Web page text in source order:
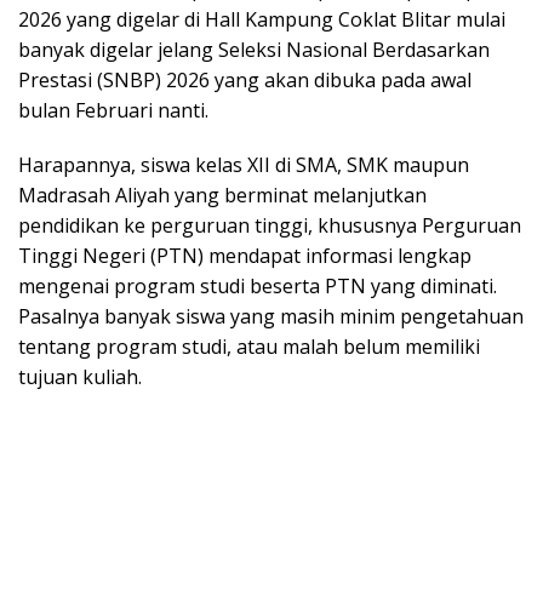
2026 yang digelar di Hall Kampung Coklat Blitar mulai
banyak digelar jelang Seleksi Nasional Berdasarkan
Prestasi (SNBP) 2026 yang akan dibuka pada awal
bulan Februari nanti.
Harapannya, siswa kelas XII di SMA, SMK maupun
Madrasah Aliyah yang berminat melanjutkan
pendidikan ke perguruan tinggi, khususnya Perguruan
Tinggi Negeri (PTN) mendapat informasi lengkap
mengenai program studi beserta PTN yang diminati.
Pasalnya banyak siswa yang masih minim pengetahuan
tentang program studi, atau malah belum memiliki
tujuan kuliah.